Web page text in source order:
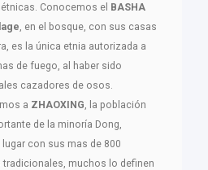
Conocemos el BASHA
, en el bosque, con sus casas
es la única etnia autorizada a
de fuego, al haber sido
cazadores de osos.
a ZHAOXING, la población
de la minoría Dong,
con sus mas de 800
tradicionales, muchos lo definen